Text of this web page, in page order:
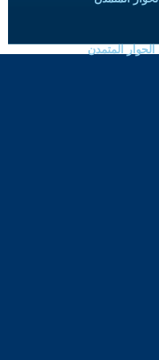
المتمدن